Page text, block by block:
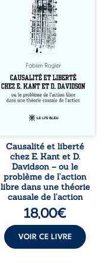
dans une chaîne
de causes ? À
travers une
confrontation
entre les pensées
d’Emmanuel Kant
et de Donald
Davidson, cet
essai explore les
liens entre libre
déterminisme
responsabilité. De
la volonté
kantienne au
monisme anomal
de Davidson, il
interroge la
manière dont les
intentions et les
croyances
peuvent ...
Causalité et liberté
chez E. Kant et D.
Davidson – ou le
problème de l’action
libre dans une théorie
causale de l’action
18,00€
VOIR CE LIVRE